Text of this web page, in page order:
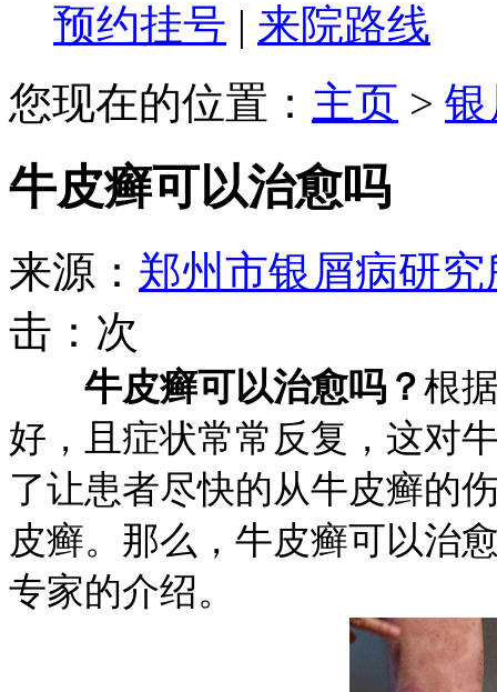
预约挂号 | 来院路线
您现在的位置： 主页 >
牛皮癣可以治愈吗
来源： 郑州市银屑病研
击： 次
牛皮癣可以治愈吗？根
好，且症状常常反复，这对
了让患者尽快的从牛皮癣的
皮癣。那么，牛皮癣可以治
专家的介绍。